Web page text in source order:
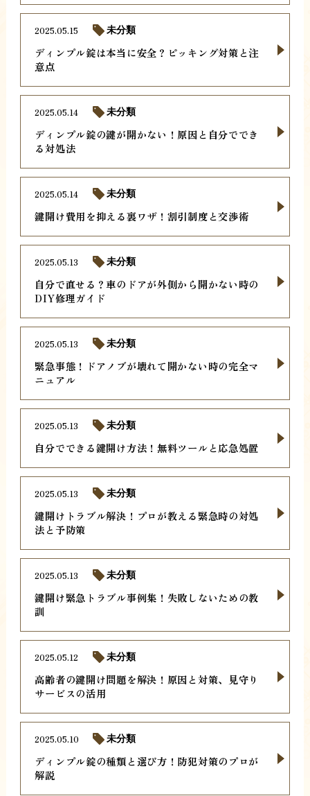
ディンプル錠は本当に安全？ピッキング対策と注
意点
2025.05.15 未分類
ディンプル錠の鍵が開かない！原因と自分ででき
る対処法
2025.05.14 未分類
鍵開け費用を抑える裏ワザ！割引制度と交渉術
2025.05.14 未分類
自分で直せる？車のドアが外側から開かない時の
DIY修理ガイド
2025.05.13 未分類
緊急事態！ドアノブが壊れて開かない時の完全マ
ニュアル
2025.05.13 未分類
自分でできる鍵開け方法！無料ツールと応急処置
2025.05.13 未分類
鍵開けトラブル解決！プロが教える緊急時の対処
法と予防策
2025.05.13 未分類
鍵開け緊急トラブル事例集！失敗しないための教
訓
2025.05.13 未分類
高齢者の鍵開け問題を解決！原因と対策、見守り
サービスの活用
2025.05.12 未分類
ディンプル錠の種類と選び方！防犯対策のプロが
解説
2025.05.10 未分類